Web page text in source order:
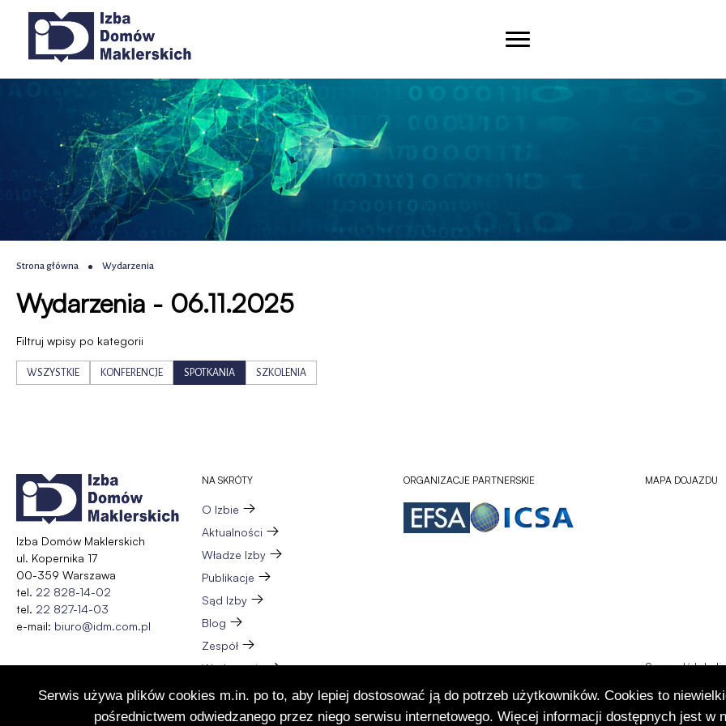
Serwis używa plików cookies m.in. po to, aby lepiej dostosować ją do potrzeb użytkowników. Cookies to
pośrednictwem odwiedzanego przez niego serwisu internetowego. Więcej informacji dostępnych jest w
Wydarzenia
Izba
Domów
Maklerskich
Przejdź
głównego
Przejdź
Przejdź
wyszukiwania
Przejdź
nawigacja
Ścieżka
nawigacyjna
Strona główna Wydarzenia
Wydarzenia - 06.11.2025
Filtruj wpisy po kategorii
WSZYSTKIE KONFERENCJE SPOTKANIA SZKOLENIA
Izba Domów Maklerskich
ul. Kopernika 17
00-359 Warszawa
tel. 22 828-14-02
tel. 22 827-14-03
e-mail: biuro@idm.com.pl
NA SKRÓTY
O Izbie
Aktualności
Władze Izby
Publikacje
Sąd Izby
Blog
Zespół
Wydarzenia
Członkostwo
Kontakt
ORGANIZACJE PARTNERSKIE MAPA DOJAZDU
Sprawdź
się
w
nowej